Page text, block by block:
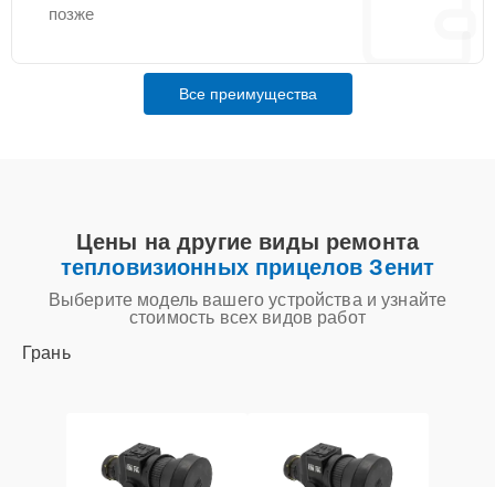
позже
Все преимущества
Цены на другие виды ремонта
тепловизионных прицелов Зенит
Выберите модель вашего устройства и узнайте
стоимость всех видов работ
Грань